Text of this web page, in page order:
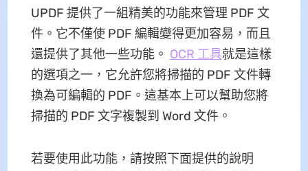
UPDF 提供了一組精美的功能來管理 PDF 文
件。它不僅使 PDF 編輯變得更加容易，而且
還提供了其他一些功能。 OCR 工具就是這樣
的選項之一，它允許您將掃描的 PDF 文件轉
換為可編輯的 PDF。這基本上可以幫助您將
掃描的 PDF 文字複製到 Word 文件。
若要使用此功能，請按照下面提供的說明